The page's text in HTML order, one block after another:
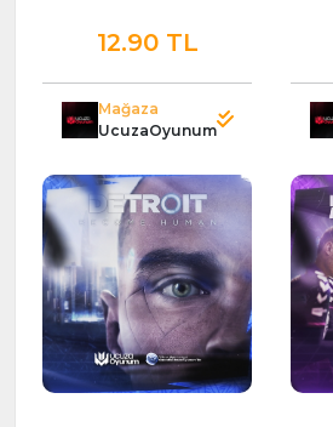
12.90 TL
Mağaza
UcuzaOyunum